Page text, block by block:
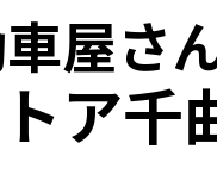
屋さ
ア千